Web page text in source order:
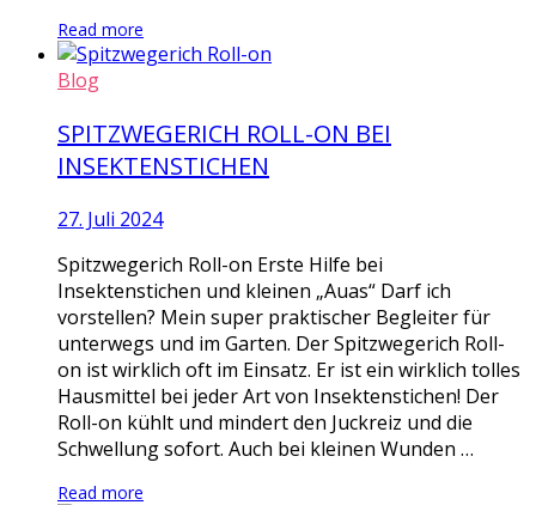
Read more
Blog
SPITZWEGERICH ROLL-ON BEI
INSEKTENSTICHEN
27. Juli 2024
Spitzwegerich Roll-on Erste Hilfe bei
Insektenstichen und kleinen „Auas“ Darf ich
vorstellen? Mein super praktischer Begleiter für
unterwegs und im Garten. Der Spitzwegerich Roll-
on ist wirklich oft im Einsatz. Er ist ein wirklich tolles
Hausmittel bei jeder Art von Insektenstichen! Der
Roll-on kühlt und mindert den Juckreiz und die
Schwellung sofort. Auch bei kleinen Wunden …
Read more